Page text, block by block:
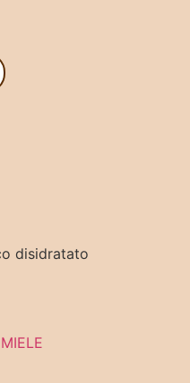
disidratato
MIELE